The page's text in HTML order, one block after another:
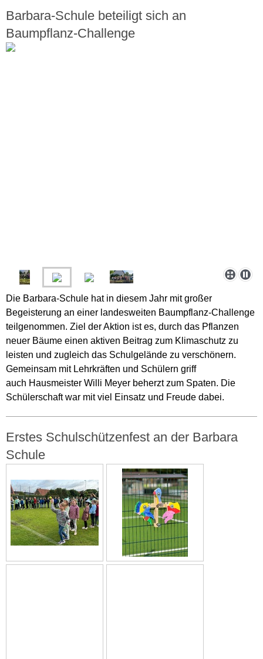
Barbara-Schule beteiligt sich an
Baumpflanz-Challenge
Die Barbara-Schule hat in diesem Jahr mit großer
Begeisterung an einer landesweiten Baumpflanz-Challenge
teilgenommen. Ziel der Aktion ist es, durch das Pflanzen
neuer Bäume einen aktiven Beitrag zum Klimaschutz zu
leisten und zugleich das Schulgelände zu verschönern.
Gemeinsam mit Lehrkräften und Schülern griff
auch Hausmeister Willi Meyer beherzt zum Spaten. Die
Schülerschaft war mit viel Einsatz und Freude dabei.
Erstes Schulschützenfest an der Barbara
Schule